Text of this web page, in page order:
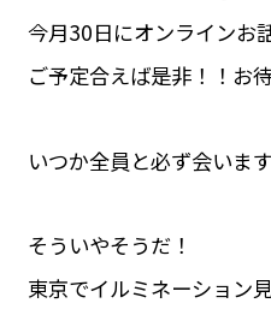
今月30日にオンラインお
ご予定合えば是非！！お
いつか全員と必ず会いま
そういやそうだ！
東京でイルミネーション